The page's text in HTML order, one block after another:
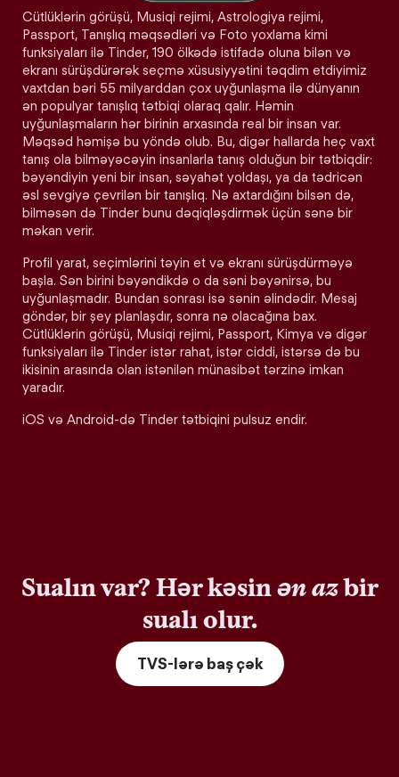
Cütlüklərin görüşü, Musiqi rejimi, Astrologiya rejimi,
Passport, Tanışlıq məqsədləri və Foto yoxlama kimi
funksiyaları ilə Tinder, 190 ölkədə istifadə oluna bilən və
ekranı sürüşdürərək seçmə xüsusiyyətini təqdim etdiyimiz
vaxtdan bəri 55 milyarddan çox uyğunlaşma ilə dünyanın
ən populyar tanışlıq tətbiqi olaraq qalır. Həmin
uyğunlaşmaların hər birinin arxasında real bir insan var.
Məqsəd həmişə bu yöndə olub. Bu, digər hallarda heç vaxt
tanış ola bilməyəcəyin insanlarla tanış olduğun bir tətbiqdir:
bəyəndiyin yeni bir insan, səyahət yoldaşı, ya da tədricən
əsl sevgiyə çevrilən bir tanışlıq. Nə axtardığını bilsən də,
bilməsən də Tinder bunu dəqiqləşdirmək üçün sənə bir
məkan verir.
Profil yarat, seçimlərini təyin et və ekranı sürüşdürməyə
başla. Sən birini bəyəndikdə o da səni bəyənirsə, bu
uyğunlaşmadır. Bundan sonrası isə sənin əlindədir. Mesaj
göndər, bir şey planlaşdır, sonra nə olacağına bax.
Cütlüklərin görüşü, Musiqi rejimi, Passport, Kimya və digər
funksiyaları ilə Tinder istər rahat, istər ciddi, istərsə də bu
ikisinin arasında olan istənilən münasibət tərzinə imkan
yaradır.
iOS və Android-də Tinder tətbiqini pulsuz endir.
Sualın var? Hər kəsinən azbir
sualı olur.
TVS-lərə baş çək